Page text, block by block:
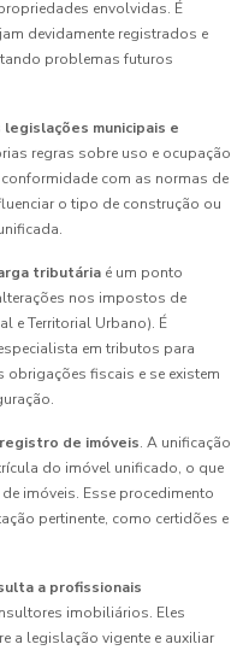
envolvidas. É
devidamente registrados e
problemas futuros
legislações municipais e
regras sobre uso e ocupação
com as normas de
o tipo de construção ou
tributária é um ponto
nos impostos de
e Territorial Urbano). É
em tributos para
obrigações fiscais e se existem
de imóveis. A unificação
do imóvel unificado, o que
imóveis. Esse procedimento
pertinente, como certidões e
a profissionais
imobiliários. Eles
a legislação vigente e auxiliar